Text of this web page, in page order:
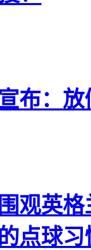
布：
观英
点球习